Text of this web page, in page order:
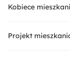
Kobiece
Projekt